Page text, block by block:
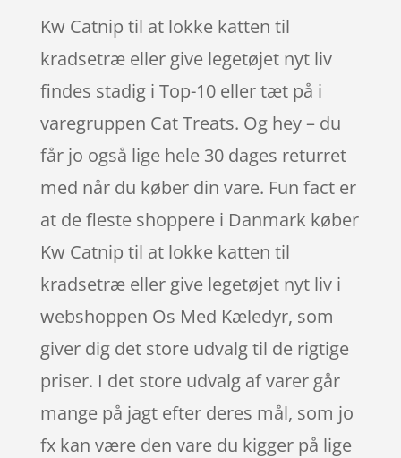
Kw Catnip til at lokke katten til
kradsetræ eller give legetøjet nyt liv
findes stadig i Top-10 eller tæt på i
varegruppen Cat Treats. Og hey – du
får jo også lige hele 30 dages returret
med når du køber din vare. Fun fact er
at de fleste shoppere i Danmark køber
Kw Catnip til at lokke katten til
kradsetræ eller give legetøjet nyt liv i
webshoppen Os Med Kæledyr, som
giver dig det store udvalg til de rigtige
priser. I det store udvalg af varer går
mange på jagt efter deres mål, som jo
fx kan være den vare du kigger på lige